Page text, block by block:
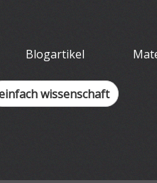
Blogartikel
wissenschaft